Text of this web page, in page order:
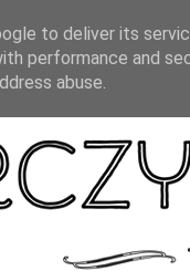
to deliver its
performance and
abuse.